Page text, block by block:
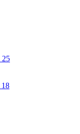
25
18